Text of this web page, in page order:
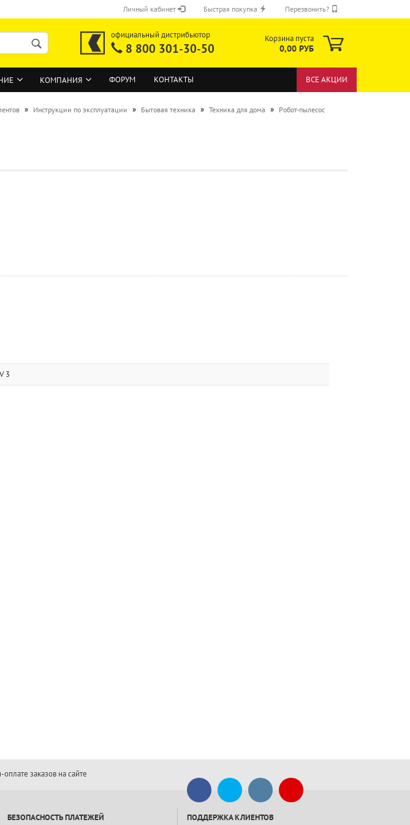
Личный кабинет Быстрая покупка Перезвонить?
официальный дистрибьютор
8 800 301-30-50
Корзина пуста
0,00 РУБ
КОМПАНИЯ ФОРУМ КОНТАКТЫ ВСЕ АКЦИИ
» Инструкции по эксплуатации » Бытовая техника » Техника для дома » Робот-пылесос
3
заказов на сайте
БЕЗОПАСНОСТЬ ПЛАТЕЖЕЙ ПОДДЕРЖКА КЛИЕНТОВ